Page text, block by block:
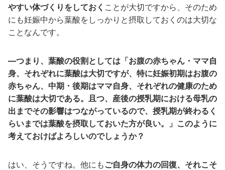
やすい体づくりをしておく ことが大切ですから、そのため
にも妊娠中から葉酸をしっかりと摂取しておくのは大切な
ことなんです。
―つまり、葉酸の役割としては「お腹の赤ちゃん・ママ自
身、それぞれに葉酸は大切ですが、特に妊娠初期はお腹の
赤ちゃん、中期・後期はママ自身、それぞれの健康のため
に葉酸は大切である。且つ、産後の授乳期における母乳の
出までその影響はつながっているので、授乳期が終わるく
らいまでは葉酸を摂取しておいた方が良い。」このように
考えておけばよろしいのでしょうか？
はい、そうですね。他にも ご自身の体力の回復、それこそ